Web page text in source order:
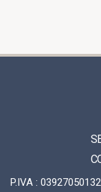
P.IVA : 03927050132